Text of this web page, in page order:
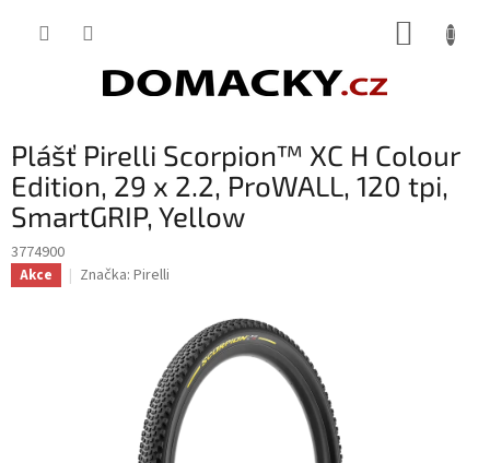
Plášť Pirelli Scorpion™ XC H Colour
Edition, 29 x 2.2, ProWALL, 120 tpi,
SmartGRIP, Yellow
3774900
Akce Značka: Pirelli